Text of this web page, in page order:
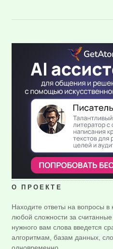
О ПРОЕКТЕ
Находите ответы на вопросы в
любой сложности за
нужного вам слова введется
алгоритмам, базам данных,
одновременно.